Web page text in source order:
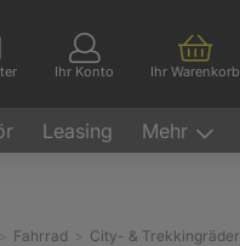
Ihr Konto Ihr Warenkorb
Leasing Mehr
Fahrrad
City- & Trekkingräder